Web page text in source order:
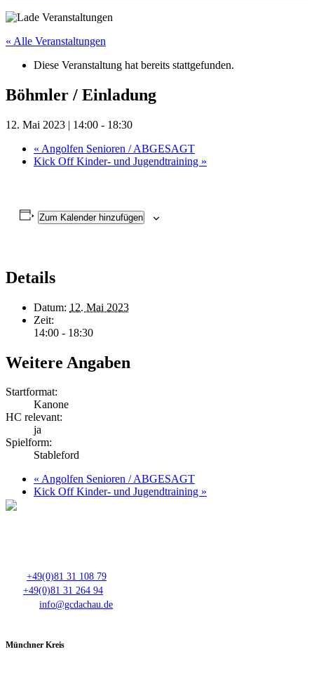
« Alle Veranstaltungen
Diese Veranstaltung hat bereits stattgefunden.
Böhmler / Einladung
12. Mai 2023 | 14:00 - 18:30
« Angolfen Senioren / ABGESAGT
Kick Off Kinder- und Jugendtraining »
Zum Kalender hinzufügen
Details
Datum: 12. Mai 2023
Zeit:
14:00 - 18:30
Weitere Angaben
Startformat:
Kanone
HC relevant:
ja
Spielform:
Stableford
« Angolfen Senioren / ABGESAGT
Kick Off Kinder- und Jugendtraining »
+49(0)81 31 108 79
+49(0)81 31 264 94
info@gcdachau.de
Münchner Kreis